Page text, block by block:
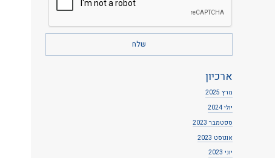
ארכיון
מרץ 2025
יולי 2024
ספטמבר 2023
אוגוסט 2023
יוני 2023